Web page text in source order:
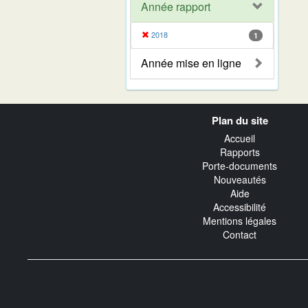
Année rapport
2018 1
Année mise en ligne
Plan du site
Accueil
Rapports
Porte-documents
Nouveautés
Aide
Accessibilité
Mentions légales
Contact